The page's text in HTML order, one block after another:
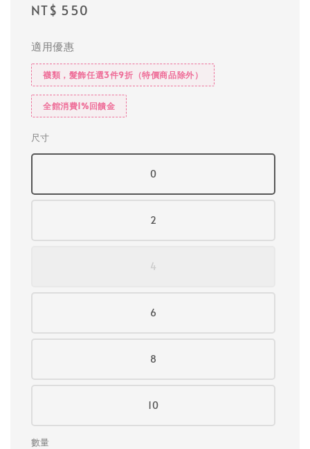
Regular
NT$ 550
適用優惠
襪類，髮飾任選3件9折（特價商品除外）
全館消費1%回饋金
尺寸
0
2
4
6
8
10
數量